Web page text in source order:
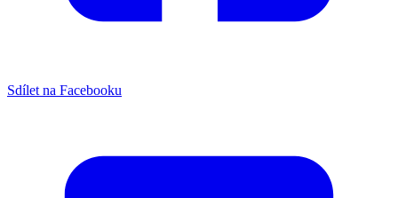
Sdílet na Facebooku